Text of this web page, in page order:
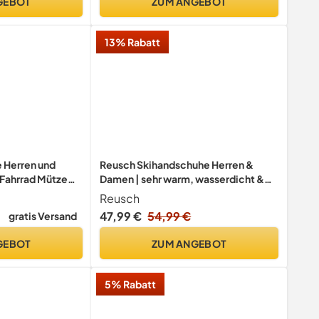
Herren und
Mütze
Thermo
Skifahren
Klettern
gratis Versand
13% Rabatt
Reusch Skihandschuhe Herren &
Damen | sehr warm, wasserdicht &
atmungsaktiv
Reusch
47,99 € 54,99 €
ZUM ANGEBOT
5% Rabatt